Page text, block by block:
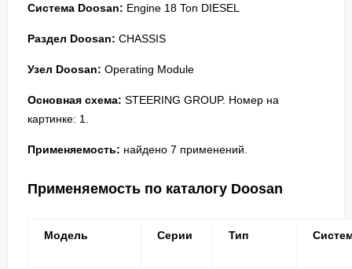
Система Doosan: Engine 18 Ton DIESEL
Раздел Doosan: CHASSIS
Узел Doosan: Operating Module
Основная схема: STEERING GROUP. Номер на
картинке: 1.
Применяемость: найдено 7 применений.
Применяемость по каталогу Doosan
Модель Серии Тип